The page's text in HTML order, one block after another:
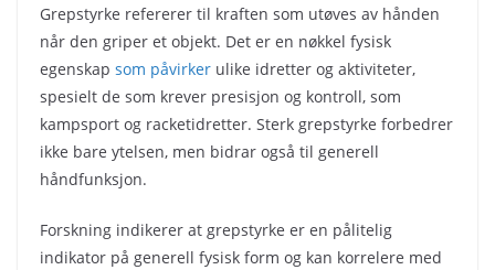
Grepstyrke refererer til kraften som utøves av hånden
når den griper et objekt. Det er en nøkkel fysisk
egenskap som påvirker ulike idretter og aktiviteter,
spesielt de som krever presisjon og kontroll, som
kampsport og racketidretter. Sterk grepstyrke forbedrer
ikke bare ytelsen, men bidrar også til generell
håndfunksjon.
Forskning indikerer at grepstyrke er en pålitelig
indikator på generell fysisk form og kan korrelere med